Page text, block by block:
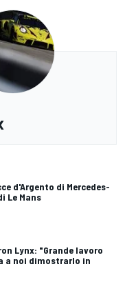
d'Argento di Mercedes-
Le Mans
Lynx: "Grande lavoro
a noi dimostrarlo in